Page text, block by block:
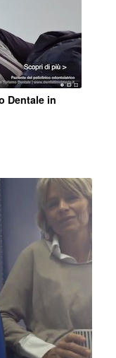
Dentale in